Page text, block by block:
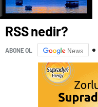
RSS nedir?
ABONE OL News